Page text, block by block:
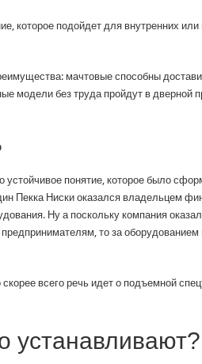
которое подойдет для внутренних
мачтовые способны
модели без труда пройдут в дверной
устойчивое понятие, которое было
Пекка Ниски оказался владельцем
Ну а поскольку компания
то за оборудованием
всего речь идет о подъемной
устанавливают?